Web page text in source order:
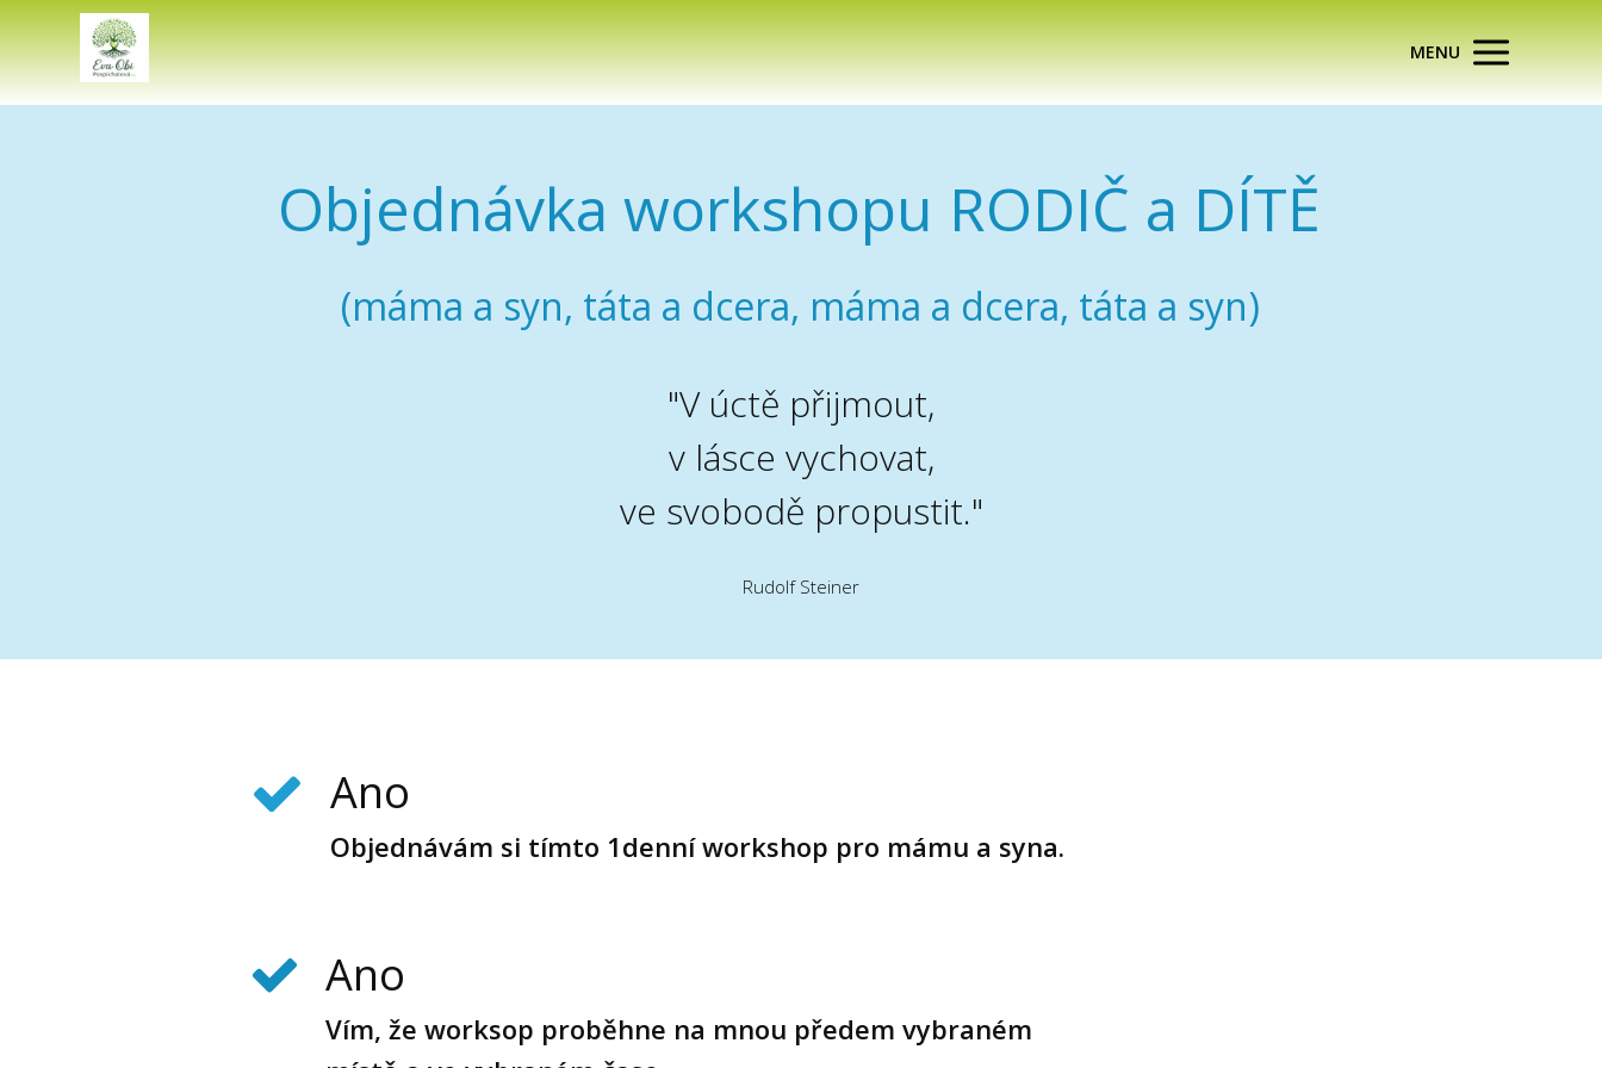
MENU
Objednávka workshopu RODIČ a DÍTĚ
(máma a syn, táta a dcera, máma a dcera, táta a syn)
"V úctě přijmout,
v lásce vychovat,
ve svobodě propustit."
Rudolf Steiner
Ano
Objednávám si tímto 1denní workshop pro mámu a syna.
Ano
Vím, že worksop proběhne na mnou předem vybraném